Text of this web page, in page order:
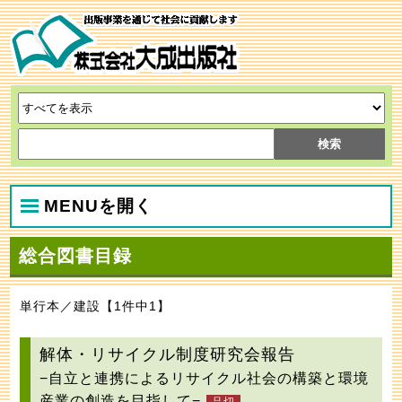
MENUを開く
総合図書目録
単行本／建設【1件中1】
解体・リサイクル制度研究会報告
−自立と連携によるリサイクル社会の構築と環境